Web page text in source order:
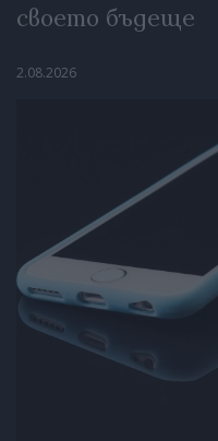
своето бъдеще
2.08.2026